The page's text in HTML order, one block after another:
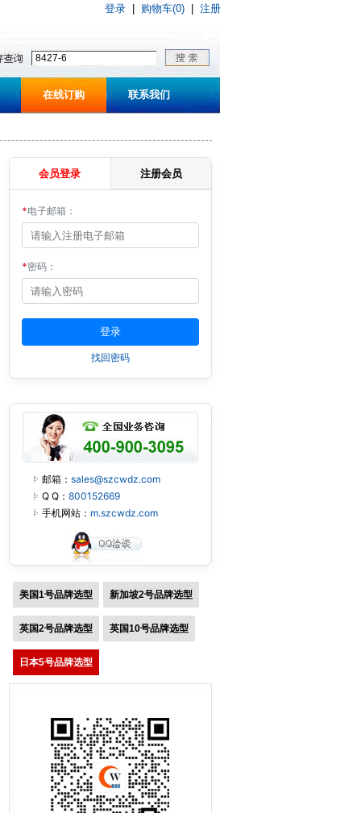
登录 购物车(0) 注册
在线订购 联系我们
会员登录 注册会员
*电子邮箱：
*密码：
找回密码
邮箱： sales@szcwdz.com
Q Q： 800152669
手机网站： m.szcwdz.com
美国1号品牌选型 新加坡2号品牌选型
英国2号品牌选型 英国10号品牌选型
日本5号品牌选型